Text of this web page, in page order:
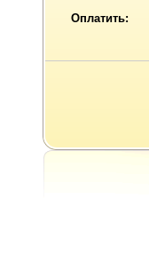
Оплатить: